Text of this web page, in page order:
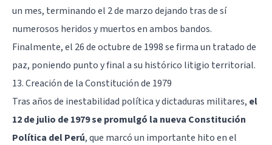
un mes, terminando el 2 de marzo dejando tras de sí
numerosos heridos y muertos en ambos bandos.
Finalmente, el 26 de octubre de 1998 se firma un tratado de
paz, poniendo punto y final a su histórico litigio territorial.
13. Creación de la Constitución de 1979
Tras años de inestabilidad política y dictaduras militares, el
12 de julio de 1979 se promulgó la nueva Constitución
Política del Perú, que marcó un importante hito en el